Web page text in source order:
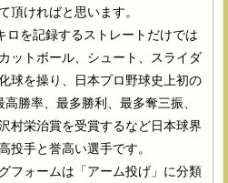
頂ければと思います。
を記録するストレートだけでは
ットボール、シュート、スライダ
球を操り、日本プロ野球史上初の
勝率、最多勝利、最多奪三振、
村栄治賞を受賞するなど日本球界
投手と誉高い選手です。
フォームは「アーム投げ」に分類